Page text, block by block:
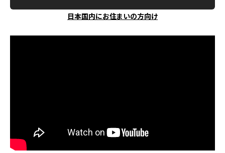
日本国内にお住まいの方向け